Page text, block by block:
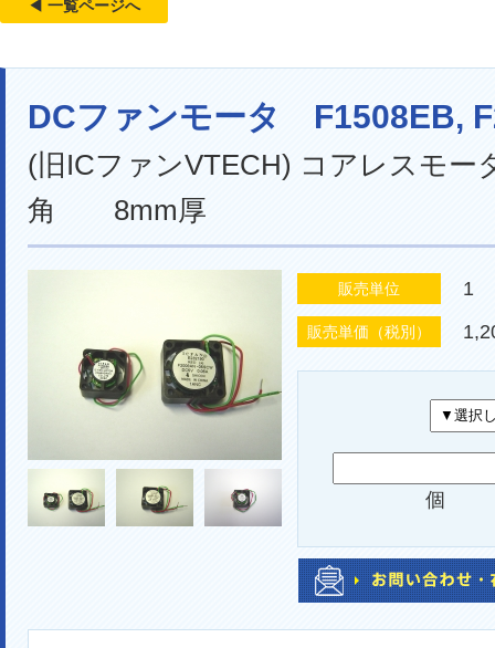
◀ 一覧ページへ
DCファンモータ F1508EB,
(旧ICファンVTECH) コアレスモ
角 8mm厚
販売単位 1
販売単価（税別）
個